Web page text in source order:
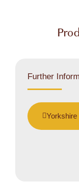
Further
Yorkshire